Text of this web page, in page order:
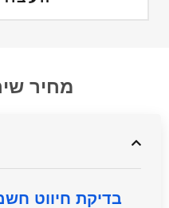
מחיר
בדיקת חיווט